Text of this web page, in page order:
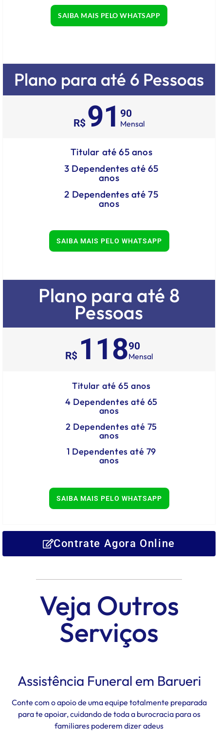
SAIBA MAIS PELO WHATSAPP
Plano para até 6 Pessoas
R$ 91 90
Mensal
Titular até 65 anos
3 Dependentes até 65
anos
2 Dependentes até 75
anos
SAIBA MAIS PELO WHATSAPP
Plano para até 8
Pessoas
R$ 11890
Mensal
Titular até 65 anos
4 Dependentes até 65
anos
2 Dependentes até 75
anos
1 Dependentes até 79
anos
SAIBA MAIS PELO WHATSAPP
Contrate Agora Online
Veja Outros
Serviços
Assistência Funeral em Barueri
Conte com o apoio de uma equipe totalmente preparada
para te apoiar, cuidando de toda a burocracia para os
familiares poderem dizer adeus